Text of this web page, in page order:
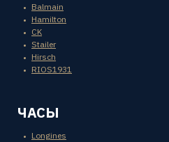
Balmain
Hamilton
CK
Stailer
Hirsch
RIOS1931
ЧАСЫ
Longines